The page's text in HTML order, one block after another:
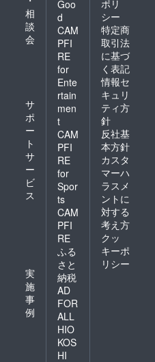
相
談
会
サ
ポ
ー
ト
サ
ー
ビ
ス
実
施
事
例
Goo
d
CAM
PFI
RE
for
Ente
rtain
men
t
CAM
PFI
RE
for
Spor
ts
CAM
PFI
RE
ふる
さと
納税
AD
FOR
ALL
HIO
KOS
HI
ポリ
シー
特定商
取引法
に基づ
く表記
情報セ
キュリ
ティ方
針
反社基
本方針
カスタ
マーハ
ラスメ
ントに
対する
考え方
クッ
キーポ
リシー